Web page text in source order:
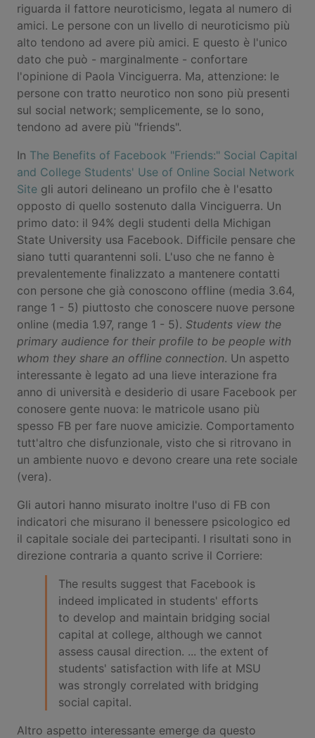
riguarda il fattore neuroticismo, legata al numero di
amici. Le persone con un livello di neuroticismo più
alto tendono ad avere più amici. E questo è l'unico
dato che può - marginalmente - confortare
l'opinione di Paola Vinciguerra. Ma, attenzione: le
persone con tratto neurotico non sono più presenti
sul social network; semplicemente, se lo sono,
tendono ad avere più "friends".
In The Benefits of Facebook "Friends:" Social Capital
and College Students' Use of Online Social Network
Site gli autori delineano un profilo che è l'esatto
opposto di quello sostenuto dalla Vinciguerra. Un
primo dato: il 94% degli studenti della Michigan
State University usa Facebook. Difficile pensare che
siano tutti quarantenni soli. L'uso che ne fanno è
prevalentemente finalizzato a mantenere contatti
con persone che già conoscono offline (media 3.64,
range 1 - 5) piuttosto che conoscere nuove persone
online (media 1.97, range 1 - 5). Students view the
primary audience for their profile to be people with
whom they share an offline connection. Un aspetto
interessante è legato ad una lieve interazione fra
anno di università e desiderio di usare Facebook per
conosere gente nuova: le matricole usano più
spesso FB per fare nuove amicizie. Comportamento
tutt'altro che disfunzionale, visto che si ritrovano in
un ambiente nuovo e devono creare una rete sociale
(vera).
Gli autori hanno misurato inoltre l'uso di FB con
indicatori che misurano il benessere psicologico ed
il capitale sociale dei partecipanti. I risultati sono in
direzione contraria a quanto scrive il Corriere:
The results suggest that Facebook is
indeed implicated in students' efforts
to develop and maintain bridging social
capital at college, although we cannot
assess causal direction. ... the extent of
students' satisfaction with life at MSU
was strongly correlated with bridging
social capital.
Altro aspetto interessante emerge da questo